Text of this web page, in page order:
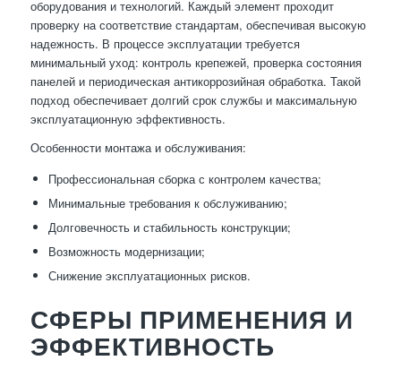
оборудования и технологий. Каждый элемент проходит
проверку на соответствие стандартам, обеспечивая высокую
надежность. В процессе эксплуатации требуется
минимальный уход: контроль крепежей, проверка состояния
панелей и периодическая антикоррозийная обработка. Такой
подход обеспечивает долгий срок службы и максимальную
эксплуатационную эффективность.
Особенности монтажа и обслуживания:
Профессиональная сборка с контролем качества;
Минимальные требования к обслуживанию;
Долговечность и стабильность конструкции;
Возможность модернизации;
Снижение эксплуатационных рисков.
СФЕРЫ ПРИМЕНЕНИЯ И
ЭФФЕКТИВНОСТЬ